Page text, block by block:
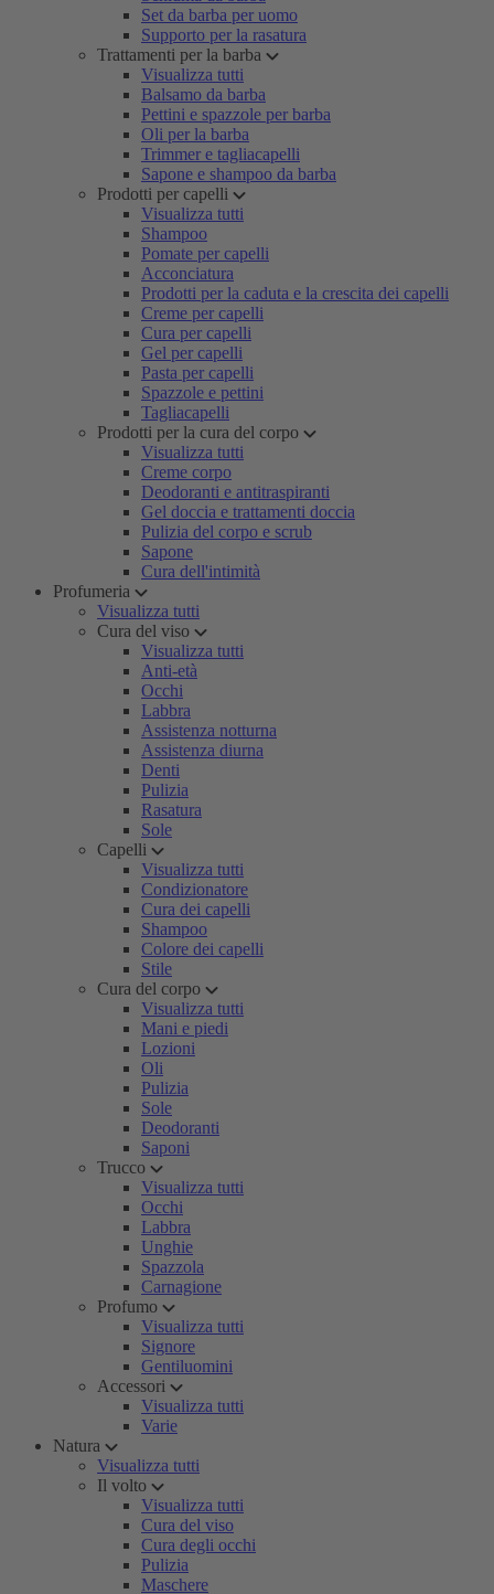
Set da barba per uomo
Supporto per la rasatura
Trattamenti per la barba
Visualizza tutti
Balsamo da barba
Pettini e spazzole per barba
Oli per la barba
Trimmer e tagliacapelli
Sapone e shampoo da barba
Prodotti per capelli
Visualizza tutti
Shampoo
Pomate per capelli
Acconciatura
Prodotti per la caduta e la crescita dei capelli
Creme per capelli
Cura per capelli
Gel per capelli
Pasta per capelli
Spazzole e pettini
Tagliacapelli
Prodotti per la cura del corpo
Visualizza tutti
Creme corpo
Deodoranti e antitraspiranti
Gel doccia e trattamenti doccia
Pulizia del corpo e scrub
Sapone
Cura dell'intimità
Profumeria
Visualizza tutti
Cura del viso
Visualizza tutti
Anti-età
Occhi
Labbra
Assistenza notturna
Assistenza diurna
Denti
Pulizia
Rasatura
Sole
Capelli
Visualizza tutti
Condizionatore
Cura dei capelli
Shampoo
Colore dei capelli
Stile
Cura del corpo
Visualizza tutti
Mani e piedi
Lozioni
Oli
Pulizia
Sole
Deodoranti
Saponi
Trucco
Visualizza tutti
Occhi
Labbra
Unghie
Spazzola
Carnagione
Profumo
Visualizza tutti
Signore
Gentiluomini
Accessori
Visualizza tutti
Varie
Natura
Visualizza tutti
Il volto
Visualizza tutti
Cura del viso
Cura degli occhi
Pulizia
Maschere